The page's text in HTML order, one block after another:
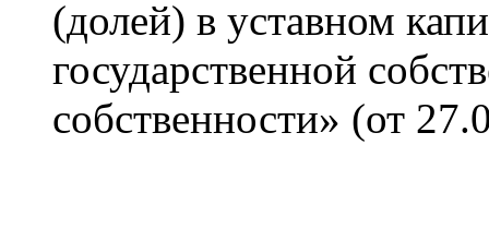
(долей) в уставном
государственной
собственности» (от